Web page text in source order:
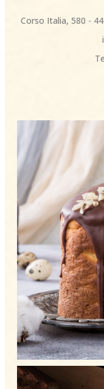
Corso Italia, 580 -